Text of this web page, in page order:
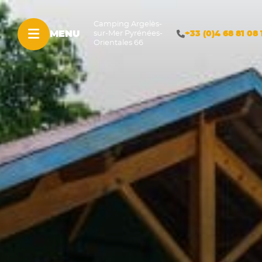
MENU
Camping Argelès-
sur-Mer Pyrénées-
Orientales 66
+33 (0)4 68 81 08